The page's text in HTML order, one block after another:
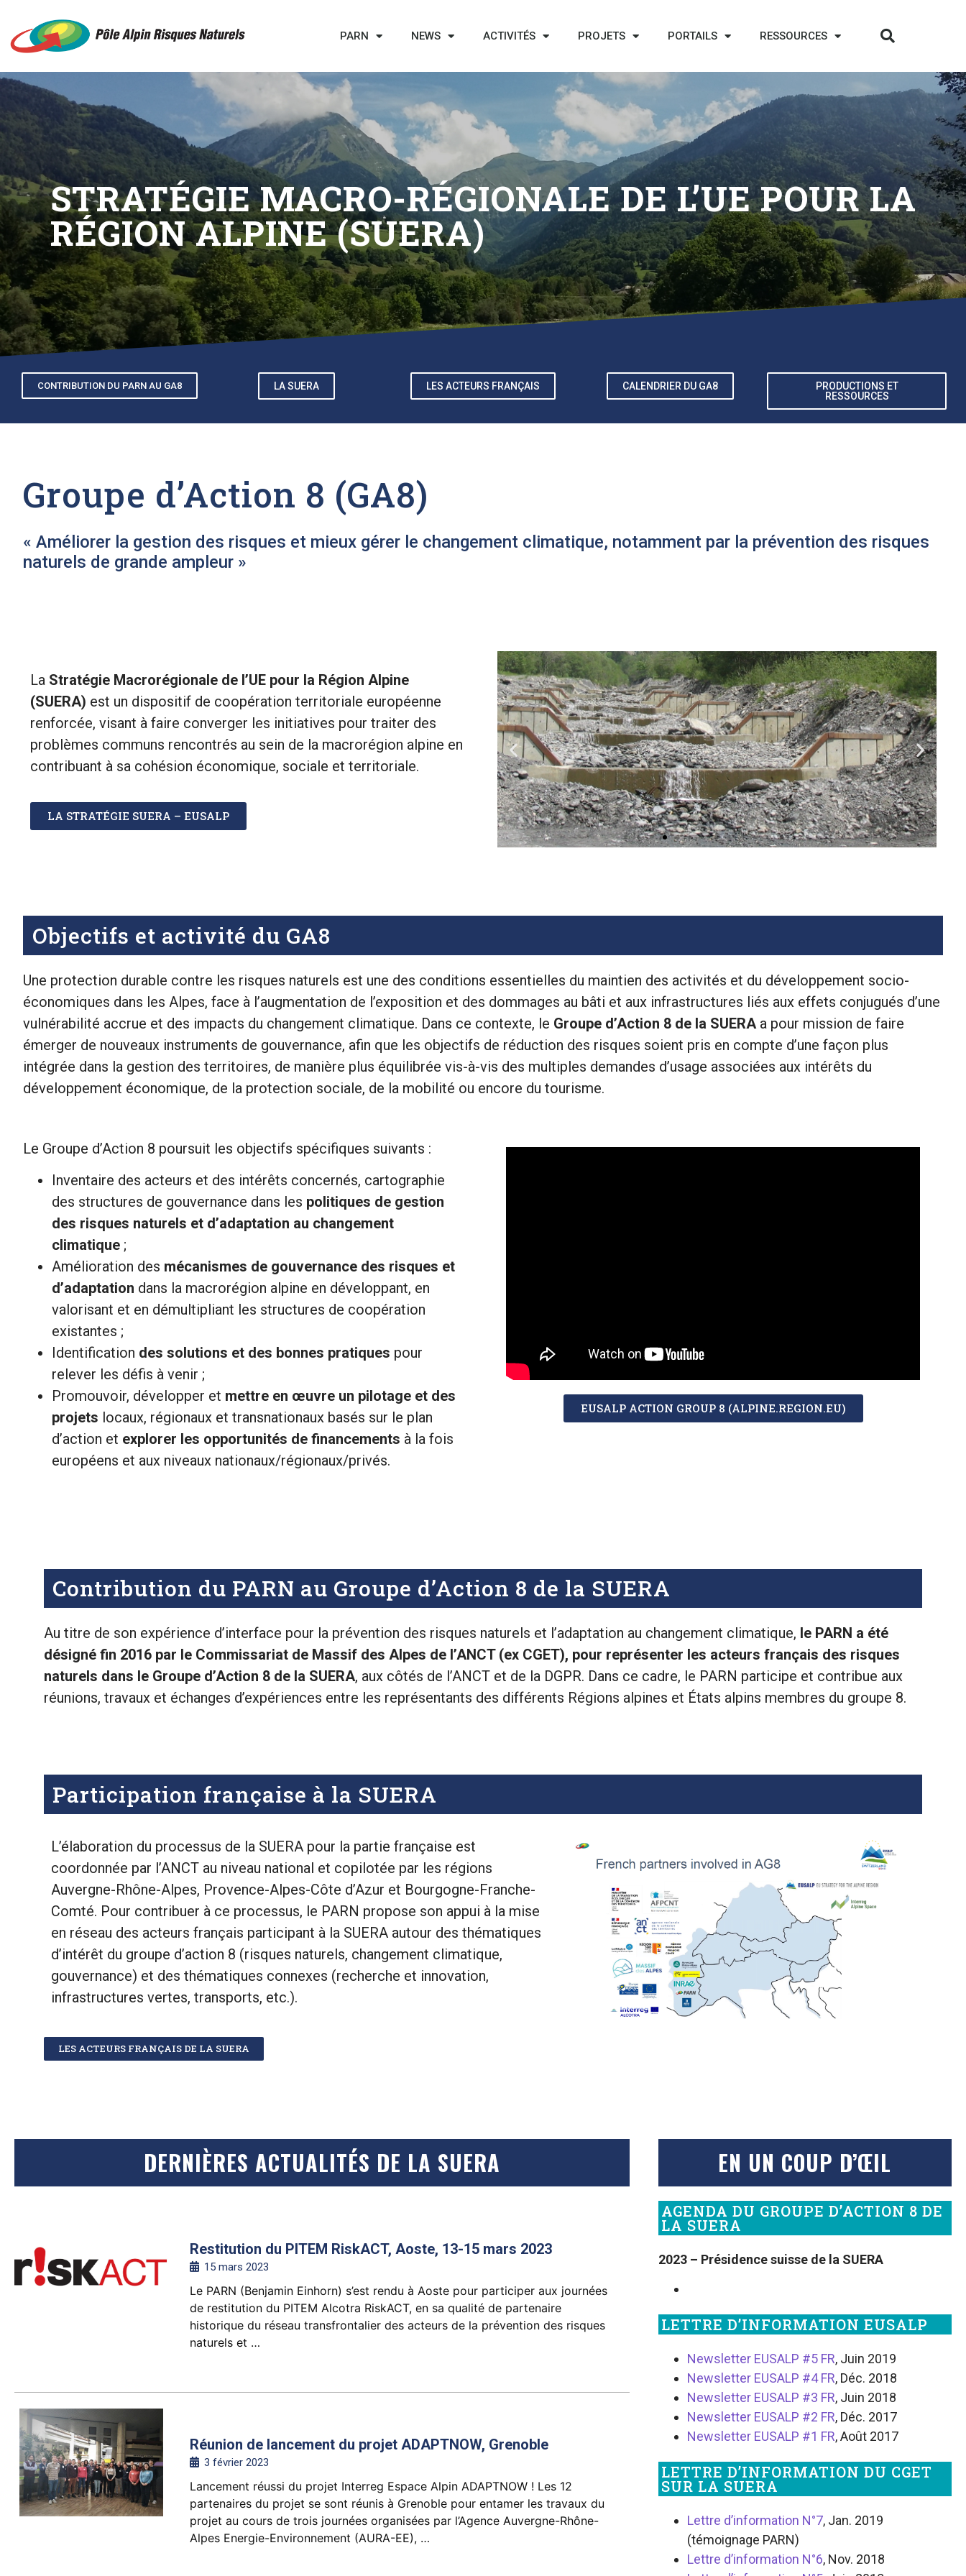
PARN NEWS ACTIVITÉS PROJETS PORTAILS RESSOURCES
STRATÉGIE MACRO-RÉGIONALE DE L’UE POUR LA
RÉGION ALPINE (SUERA)
CONTRIBUTION DU PARN AU GA8 LA SUERA LES ACTEURS FRANÇAIS CALENDRIER DU GA8
PRODUCTIONS ET
RESSOURCES
Groupe d’Action 8 (GA8)
« Améliorer la gestion des risques et mieux gérer le changement climatique, notamment par la prévention des risques
naturels de grande ampleur »
La Stratégie Macrorégionale de l’UE pour la Région Alpine
(SUERA) est un dispositif de coopération territoriale européenne
renforcée, visant à faire converger les initiatives pour traiter des
problèmes communs rencontrés au sein de la macrorégion alpine en
contribuant à sa cohésion économique, sociale et territoriale.
LA STRATÉGIE SUERA – EUSALP
Objectifs et activité du GA8
Une protection durable contre les risques naturels est une des conditions essentielles du maintien des activités et du développement socio-
économiques dans les Alpes, face à l’augmentation de l’exposition et des dommages au bâti et aux infrastructures liés aux effets conjugués d’une
vulnérabilité accrue et des impacts du changement climatique. Dans ce contexte, le Groupe d’Action 8 de la SUERAa pour mission de faire
émerger de nouveaux instruments de gouvernance, afin que les objectifs de réduction des risques soient pris en compte d’une façon plus
intégrée dans la gestion des territoires, de manière plus équilibrée vis-à-vis des multiples demandes d’usage associées aux intérêts du
développement économique, de la protection sociale, de la mobilité ou encore du tourisme.
Le Groupe d’Action 8 poursuit les objectifs spécifiques suivants :
Inventaire des acteurs et des intérêts concernés, cartographie
des structures de gouvernance dans les politiques de gestion
des risques naturels et d’adaptation au changement
climatique ;
Amélioration des mécanismes de gouvernance des risques et
d’adaptation dans la macrorégion alpine en développant, en
valorisant et en démultipliant les structures de coopération
existantes ;
Identification des solutions et des bonnes pratiques pour
relever les défis à venir ;
Promouvoir, développer et mettre en œuvre un pilotage et des
projets locaux, régionaux et transnationaux basés sur le plan
d’action et explorer les opportunités de financements à la fois
européens et aux niveaux nationaux/régionaux/privés.
EUSALP ACTION GROUP 8 (ALPINE.REGION.EU)
Contribution du PARN au Groupe d’Action 8 de la SUERA
Au titre de son expérience d’interface pour la prévention des risques naturels et l’adaptation au changement climatique, le PARN a été
désigné fin 2016 par le Commissariat de Massif des Alpes de l’ANCT (ex CGET), pour représenter les acteurs français des risques
naturels dans le Groupe d’Action 8 de la SUERA, aux côtés de l’ANCT et de la DGPR. Dans ce cadre, le PARN participe et contribue aux
réunions, travaux et échanges d’expériences entre les représentants des différents Régions alpines et États alpins membres du groupe 8.
Participation française à la SUERA
L’élaboration du processus de la SUERA pour la partie française est
coordonnée par l’ANCT au niveau national et copilotée par les régions
Auvergne-Rhône-Alpes, Provence-Alpes-Côte d’Azur et Bourgogne-Franche-
Comté. Pour contribuer à ce processus, le PARN propose son appui à la mise
en réseau des acteurs français participant à la SUERA autour des thématiques
d’intérêt du groupe d’action 8 (risques naturels, changement climatique,
gouvernance) et des thématiques connexes (recherche et innovation,
infrastructures vertes, transports, etc.).
LES ACTEURS FRANÇAIS DE LA SUERA
DERNIÈRES ACTUALITÉS DE LA SUERA
Restitution du PITEM RiskACT, Aoste, 13-15 mars 2023
15 mars 2023
Le PARN (Benjamin Einhorn) s’est rendu à Aoste pour participer aux journées
de restitution du PITEM Alcotra RiskACT, en sa qualité de partenaire
historique du réseau transfrontalier des acteurs de la prévention des risques
naturels et …
Réunion de lancement du projet ADAPTNOW, Grenoble
3 février 2023
Lancement réussi du projet Interreg Espace Alpin ADAPTNOW ! Les 12
partenaires du projet se sont réunis à Grenoble pour entamer les travaux du
projet au cours de trois journées organisées par l’Agence Auvergne-Rhône-
Alpes Energie-Environnement (AURA-EE), …
EN UN COUP D’ŒIL
AGENDA DU GROUPE D’ACTION 8 DE
LA SUERA
2023 – Présidence suisse de la SUERA
LETTRE D’INFORMATION EUSALP
Newsletter EUSALP #5 FR, Juin 2019
Newsletter EUSALP #4 FR, Déc. 2018
Newsletter EUSALP #3 FR, Juin 2018
Newsletter EUSALP #2 FR, Déc. 2017
Newsletter EUSALP #1 FR, Août 2017
LETTRE D’INFORMATION DU CGET
SUR LA SUERA
Lettre d’information N°7, Jan. 2019
(témoignage PARN)
Lettre d’information N°6, Nov. 2018